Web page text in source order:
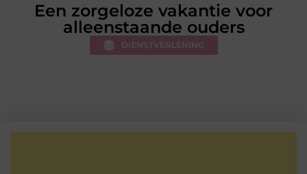
Een zorgeloze vakantie voor
alleenstaande ouders
DIENSTVERLENING